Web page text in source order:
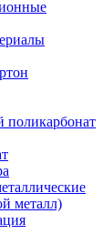
поликарбонат
металл)